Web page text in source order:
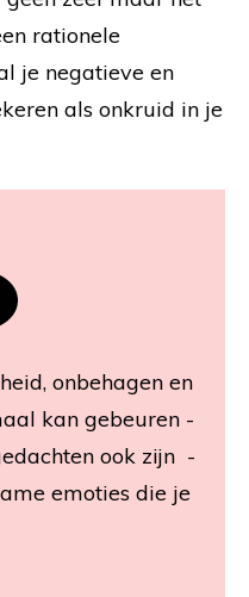
rationele
je negatieve en
als onkruid in je
onbehagen en
kan gebeuren -
ook zijn -
emoties die je